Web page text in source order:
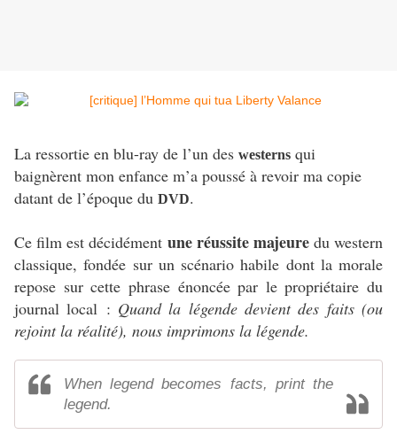
La ressortie en blu-ray de l’un des westerns qui
baignèrent mon enfance m’a poussé à revoir ma copie
datant de l’époque du DVD.
Ce film est décidément une réussite majeuredu western
classique, fondée sur un scénario habile dont la morale
repose sur cette phrase énoncée par le propriétaire du
journal local : Quand la légende devient des faits (ou
rejoint la réalité), nous imprimons la légende.
When legend becomes facts, print the
legend.